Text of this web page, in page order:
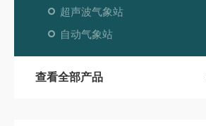
超声波气象站
自动气象站
查看全部产品